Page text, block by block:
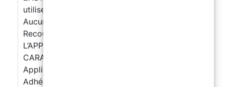
utiliser, conçu pour le FAIRE SOI-MÊME
Aucune démolition Résultats en 24 heures
Recouvre trous et fissures VOICI COMMENT
L’APPLIQUER https://youtu.be/wNlRXeYG7Tw
CARACTÉRISTIQUES PRINCIPALES
Applicabilité au rouleau, autonivelant
Adhérence parfaite sur surfaces humides,